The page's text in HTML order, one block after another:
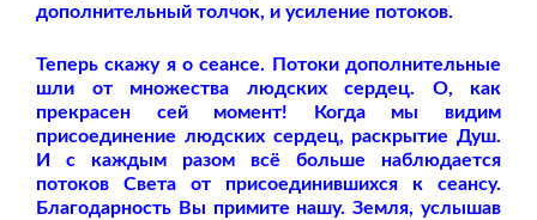
дополнительный толчок, и усиление потоков.
Теперь скажу я о сеансе. Потоки дополнительные
шли от множества людских сердец. О, как
прекрасен сей момент! Когда мы видим
присоединение людских сердец, раскрытие Душ.
И с каждым разом всё больше наблюдается
потоков Света от присоединившихся к сеансу.
Благодарность Вы примите нашу. Земля, услышав